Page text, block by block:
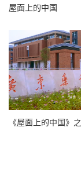
屋面上的中国